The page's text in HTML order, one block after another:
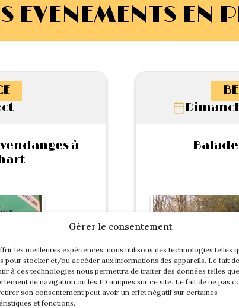
Gérer le consentement
les meilleures expériences, nous utilisons des technologies telles
pour stocker et/ou accéder aux informations des appareils. Le fait de
à ces technologies nous permettra de traiter des données telles
de navigation ou les ID uniques sur ce site. Le fait de ne pas
son consentement peut avoir un effet négatif sur certaines
et fonctions.
EVENEMENTS EN
à